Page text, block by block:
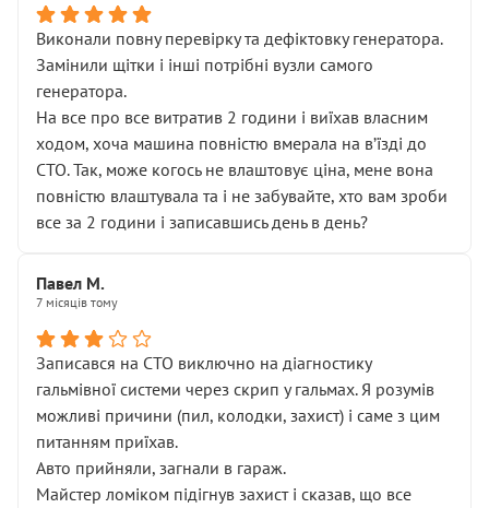
Виконали повну перевірку та дефіктовку генератора.
Замінили щітки і інші потрібні вузли самого
генератора.
На все про все витратив 2 години і виїхав власним
ходом, хоча машина повністю вмерала на вʼїзді до
СТО. Так, може когось не влаштовує ціна, мене вона
повністю влаштувала та і не забувайте, хто вам зроби
все за 2 години і записавшись день в день?
Павел М.
7 місяців тому
Записався на СТО виключно на діагностику
гальмівної системи через скрип у гальмах. Я розумів
можливі причини (пил, колодки, захист) і саме з цим
питанням приїхав.
Авто прийняли, загнали в гараж.
Майстер ломіком підігнув захист і сказав, що все